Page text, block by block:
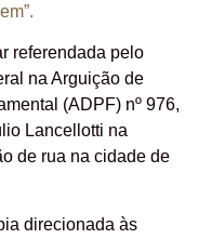
referendada pelo
na Arguição de
(ADPF) nº 976,
Lancellotti na
de rua na cidade de
direcionada às